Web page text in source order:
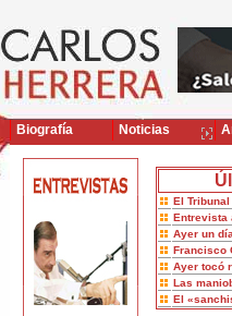
El
Entrevista
Ayer un
Francisco
Ayer tocó
Las
El
Biografía Noticias